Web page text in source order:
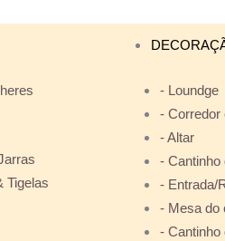
Tigelas
- Loundge
- Corredor
- Altar
- Cantinho
- Entrada/
- Mesa do
- Cantinho